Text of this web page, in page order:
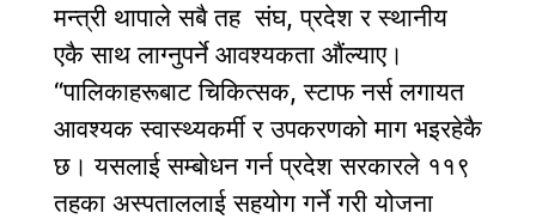
मन्त्री थापाले सबै तह संघ, प्रदेश र स्थानीय
एकै साथ लाग्नुपर्ने आवश्यकता औंल्याए।
“पालिकाहरूबाट चिकित्सक, स्टाफ नर्स लगायत
आवश्यक स्वास्थ्यकर्मी र उपकरणको माग भइरहेकै
छ। यसलाई सम्बोधन गर्न प्रदेश सरकारले ११९
तहका अस्पताललाई सहयोग गर्ने गरी योजना